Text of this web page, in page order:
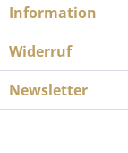
Information
Widerruf
Newsletter